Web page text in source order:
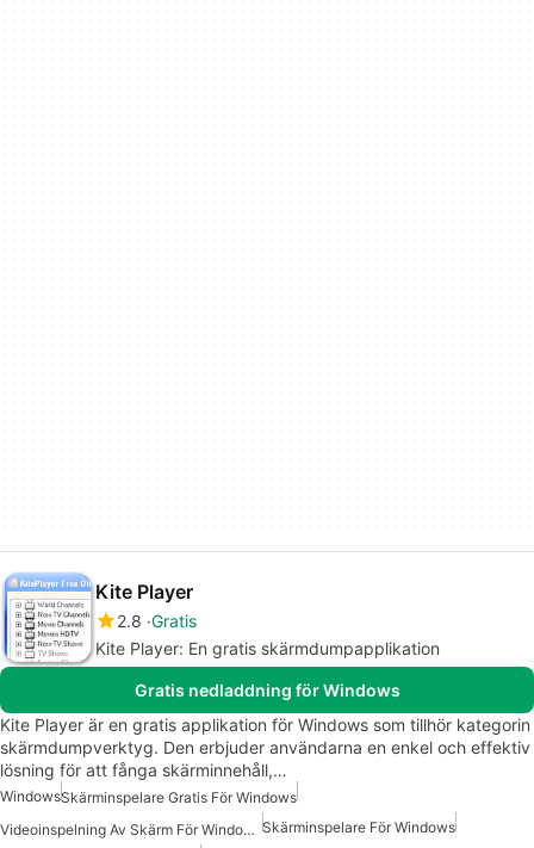
Kite Player
2.8 Gratis
Kite Player: En gratis skärmdumpapplikation
Gratis nedladdning för Windows
Kite Player är en gratis applikation för Windows som tillhör kategorin
skärmdumpverktyg. Den erbjuder användarna en enkel och effektiv
lösning för att fånga skärminnehåll,…
WindowsSkärminspelare Gratis För Windows
Videoinspelning Av Skärm För Windows Gratis Skärminspelare För Windows